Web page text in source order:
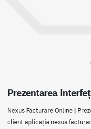
Prezentarea
Nexus Facturare Online |
client aplicația nexus